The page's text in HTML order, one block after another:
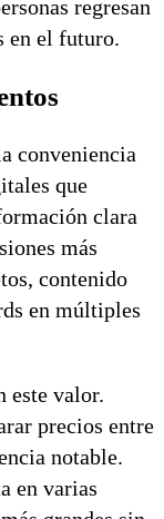
regresan
en el futuro.
conveniencia
que
clara
más
contenido
en múltiples
este valor.
precios entre
notable.
en varias